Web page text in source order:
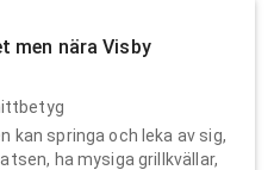
men nära Visby
kan springa och leka av sig,
ha mysiga grillkvällar,